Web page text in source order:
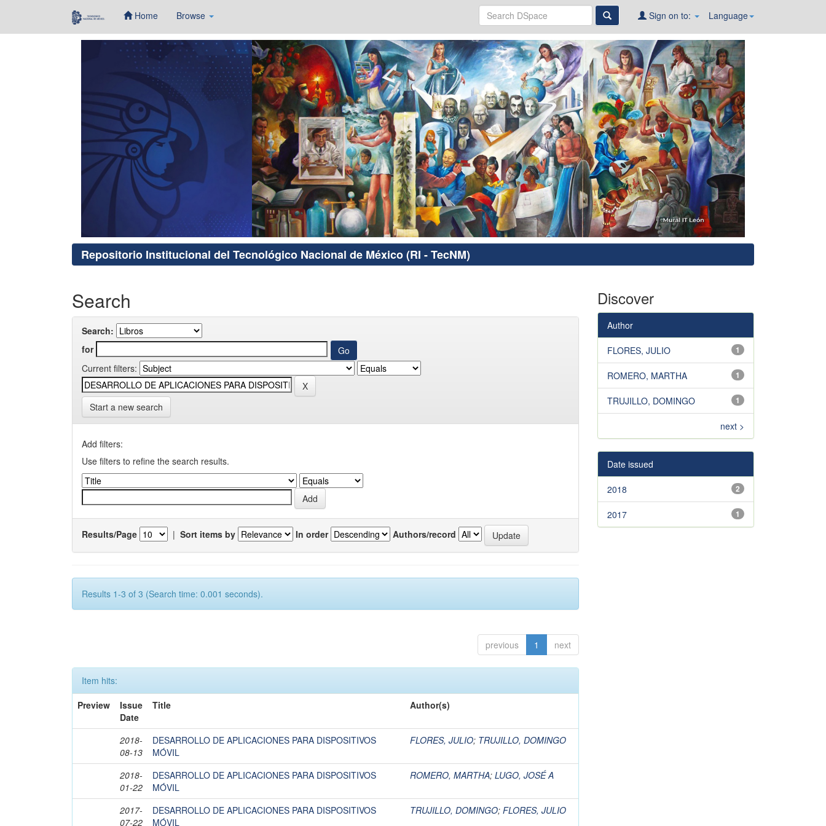
Home Browse Language
Sign on to:
Repositorio Institucional del Tecnológico Nacional de México (RI - TecNM)
Search
Search:
for
Current filters:
Start a new search
Add filters:
Use filters to refine the search results.
Results/Page | Sort items by In order Authors/record
Results 1-3 of 3 (Search time: 0.001 seconds).
previous 1 next
Item hits:
Preview
Issue
Date
Title Author(s)
2018-
08-13
DESARROLLO DE APLICACIONES PARA DISPOSITIVOS
MÓVIL
FLORES, JULIO; TRUJILLO, DOMINGO
2018-
01-22
DESARROLLO DE APLICACIONES PARA DISPOSITIVOS
MÓVIL
ROMERO, MARTHA; LUGO, JOSÉ A
2017-
07-22
DESARROLLO DE APLICACIONES PARA DISPOSITIVOS
MÓVIL
TRUJILLO, DOMINGO; FLORES, JULIO
Discover
Author
1
FLORES, JULIO
1
ROMERO, MARTHA
1
TRUJILLO, DOMINGO
next >
Date issued
2
2018
1
2017